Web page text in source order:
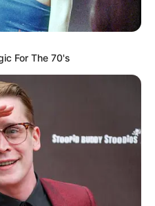
For The 70's